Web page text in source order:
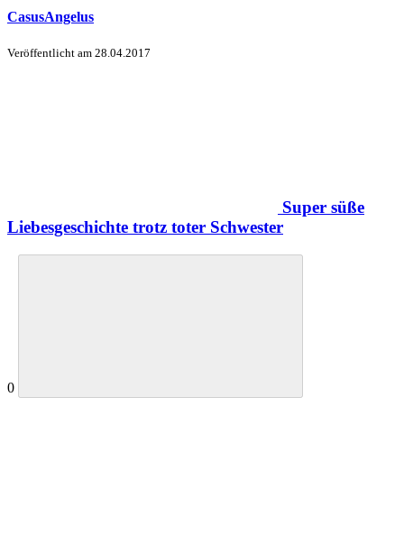
CasusAngelus
Veröffentlicht am 28.04.2017
Super süße
Liebesgeschichte trotz toter Schwester
0